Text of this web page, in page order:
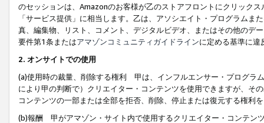
のセッションは、Amazonのお客様が乙のストアフロントにクリック
「サービス提供」に相当します。乙は、アソシエイト・プログラム
真、編集物、リスト、コメント、デジタルビデオ、またはその他のデ
要件第1条またはアマゾンコミュニティガイドラインに定める基準に違
2. オンサイトでの使用
(a)使用時の裁量、削除する権利 甲は、インフルエンサー・プログラ
により甲の判断で）クリエイター・コンテンツを使用できますが、そ
コンテンツの一部または全部を拒否、削除、停止または復元する権利
(b)報酬 甲がアマゾン・サイト内で使用するクリエイター・コンテン